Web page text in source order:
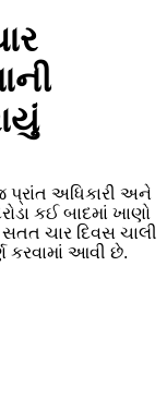
પ્રાંત અધિકારી અને
કઈ બાદમાં ખાણો
સતત ચાર દિવસ ચાલી
કરવામાં આવી છે.